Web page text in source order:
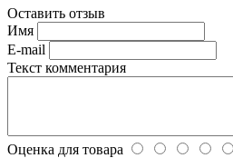
Оставить отзыв
Имя
E-mail
Текст комментария
Оценка для товара